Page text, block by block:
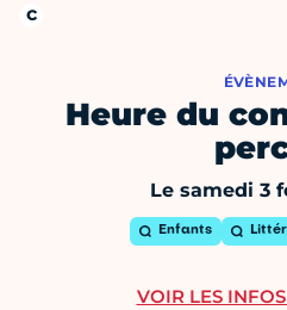
Heure du
Le samedi 3
Enfants
VOIR LES